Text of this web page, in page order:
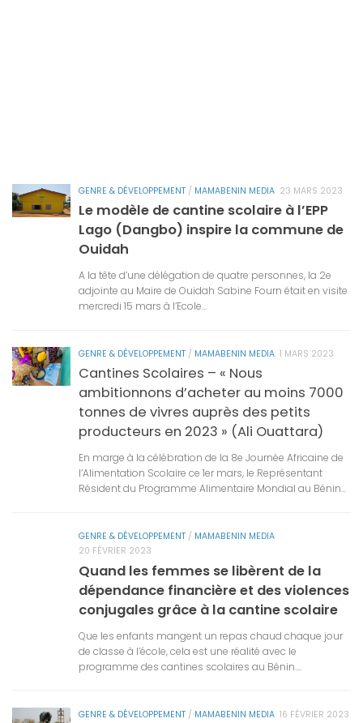
GENRE & DÉVELOPPEMENT / MAMABENIN MEDIA 23 MARS 2023
Le modèle de cantine scolaire à l’EPP
Lago (Dangbo) inspire la commune de
Ouidah
A la tête d’une délégation de quatre personnes, la 2e
adjointe au Maire de Ouidah Sabine Fourn était en visite
mercredi 15 mars à l’Ecole...
GENRE & DÉVELOPPEMENT / MAMABENIN MEDIA 1 MARS 2023
Cantines Scolaires – « Nous
ambitionnons d’acheter au moins 7000
tonnes de vivres auprès des petits
producteurs en 2023 » (Ali Ouattara)
En marge à la célébration de la 8e Journée Africaine de
l’Alimentation Scolaire ce 1er mars, le Représentant
Résident du Programme Alimentaire Mondial au Bénin...
GENRE & DÉVELOPPEMENT / MAMABENIN MEDIA
20 FÉVRIER 2023
Quand les femmes se libèrent de la
dépendance financière et des violences
conjugales grâce à la cantine scolaire
Que les enfants mangent un repas chaud chaque jour
de classe à l’école, cela est une réalité avec le
programme des cantines scolaires au Bénin....
GENRE & DÉVELOPPEMENT / MAMABENIN MEDIA 16 FÉVRIER 2023